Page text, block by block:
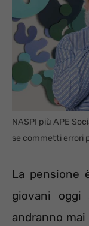
NASPI più APE
se commetti errori
La pensione
giovani oggi
andranno